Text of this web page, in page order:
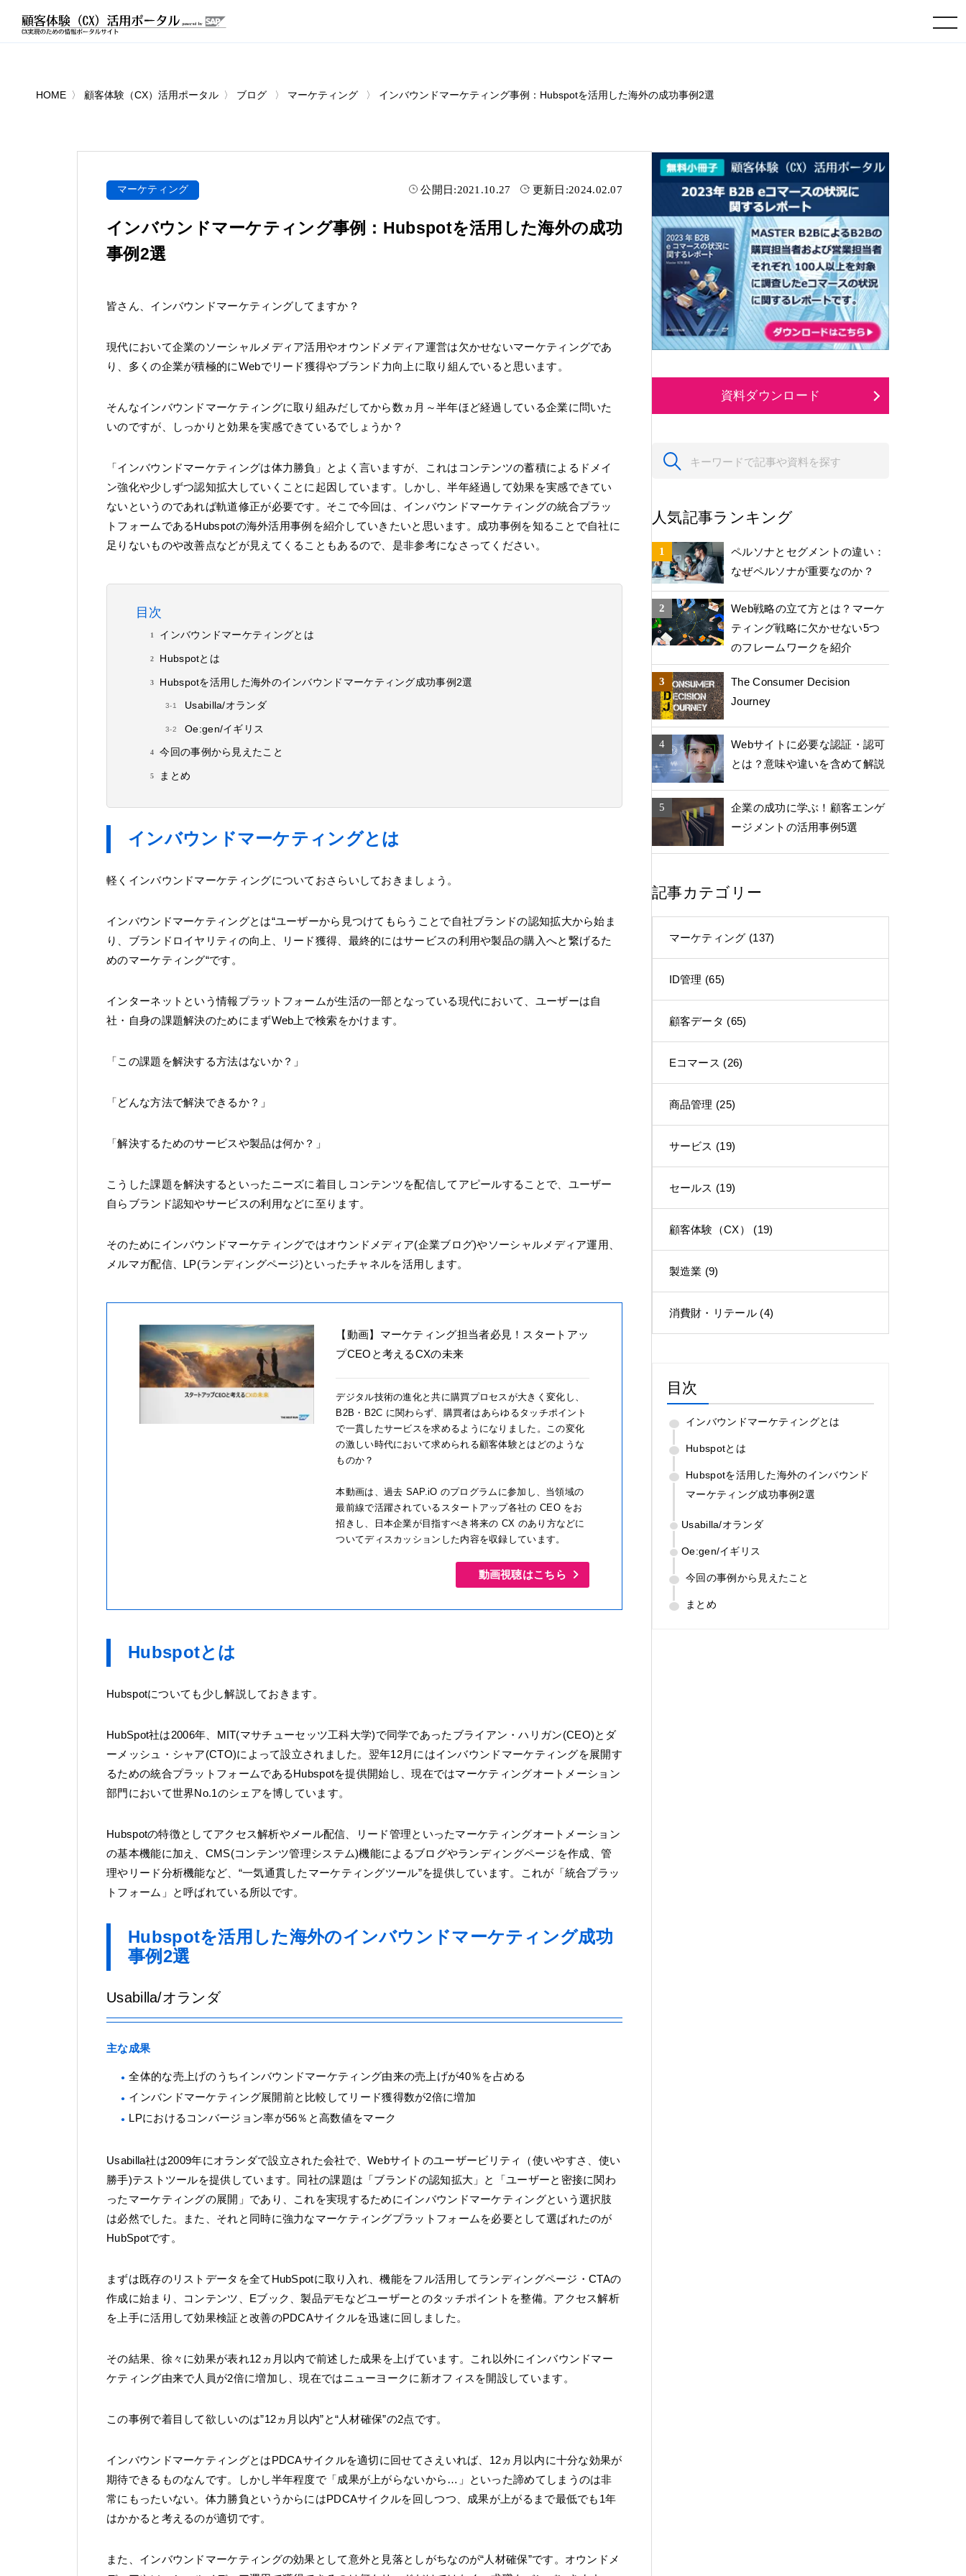
toggle navigation
HOME 顧客体験（CX）活用ポータル ブログ マーケティング インバウンドマーケティング事例：Hubspotを活用した海外の成功事例2選
マーケティング 公開日:2021.10.27 更新日:2024.02.07
インバウンドマーケティング事例：Hubspotを活用した海外の成功
事例2選
皆さん、インバウンドマーケティングしてますか？
現代において企業のソーシャルメディア活用やオウンドメディア運営は欠かせないマーケティングであ
り、多くの企業が積極的にWebでリード獲得やブランド力向上に取り組んでいると思います。
そんなインバウンドマーケティングに取り組みだしてから数ヵ月～半年ほど経過している企業に問いた
いのですが、しっかりと効果を実感できているでしょうか？
「インバウンドマーケティングは体力勝負」とよく言いますが、これはコンテンツの蓄積によるドメイ
ン強化や少しずつ認知拡大していくことに起因しています。しかし、半年経過して効果を実感できてい
ないというのであれば軌道修正が必要です。そこで今回は、インバウンドマーケティングの統合プラッ
トフォームであるHubspotの海外活用事例を紹介していきたいと思います。成功事例を知ることで自社に
足りないものや改善点などが見えてくることもあるので、是非参考になさってください。
目次
インバウンドマーケティングとは
Hubspotとは
Hubspotを活用した海外のインバウンドマーケティング成功事例2選
Usabilla/オランダ
Oe:gen/イギリス
今回の事例から見えたこと
まとめ
インバウンドマーケティングとは
軽くインバウンドマーケティングについておさらいしておきましょう。
インバウンドマーケティングとは“ユーザーから見つけてもらうことで自社ブランドの認知拡大から始ま
り、ブランドロイヤリティの向上、リード獲得、最終的にはサービスの利用や製品の購入へと繋げるた
めのマーケティング“です。
インターネットという情報プラットフォームが生活の一部となっている現代において、ユーザーは自
社・自身の課題解決のためにまずWeb上で検索をかけます。
「この課題を解決する方法はないか？」
「どんな方法で解決できるか？」
「解決するためのサービスや製品は何か？」
こうした課題を解決するといったニーズに着目しコンテンツを配信してアピールすることで、ユーザー
自らブランド認知やサービスの利用などに至ります。
そのためにインバウンドマーケティングではオウンドメディア(企業ブログ)やソーシャルメディア運用、
メルマガ配信、LP(ランディングページ)といったチャネルを活用します。
【動画】マーケティング担当者必見！スタートアッ
プCEOと考えるCXの未来
デジタル技術の進化と共に購買プロセスが大きく変化し、
B2B・B2C に関わらず、購買者はあらゆるタッチポイント
で一貫したサービスを求めるようになりました。この変化
の激しい時代において求められる顧客体験とはどのような
ものか？
本動画は、過去 SAP.iO のプログラムに参加し、当領域の
最前線で活躍されているスタートアップ各社の CEO をお
招きし、日本企業が目指すべき将来の CX のあり方などに
ついてディスカッションした内容を収録しています。
動画視聴はこちら
Hubspotとは
Hubspotについても少し解説しておきます。
HubSpot社は2006年、MIT(マサチューセッツ工科大学)で同学であったブライアン・ハリガン(CEO)とダ
ーメッシュ・シャア(CTO)によって設立されました。翌年12月にはインバウンドマーケティングを展開す
るための統合プラットフォームであるHubspotを提供開始し、現在ではマーケティングオートメーション
部門において世界No.1のシェアを博しています。
Hubspotの特徴としてアクセス解析やメール配信、リード管理といったマーケティングオートメーション
の基本機能に加え、CMS(コンテンツ管理システム)機能によるブログやランディングページを作成、管
理やリード分析機能など、“一気通貫したマーケティングツール”を提供しています。これが「統合プラッ
トフォーム」と呼ばれている所以です。
Hubspotを活用した海外のインバウンドマーケティング成功
事例2選
Usabilla/オランダ
主な成果
全体的な売上げのうちインバウンドマーケティング由来の売上げが40％を占める
インバンドマーケティング展開前と比較してリード獲得数が2倍に増加
LPにおけるコンバージョン率が56％と高数値をマーク
Usabilla社は2009年にオランダで設立された会社で、Webサイトのユーザービリティ（使いやすさ、使い
勝手)テストツールを提供しています。同社の課題は「ブランドの認知拡大」と「ユーザーと密接に関わ
ったマーケティングの展開」であり、これを実現するためにインバウンドマーケティングという選択肢
は必然でした。また、それと同時に強力なマーケティングプラットフォームを必要として選ばれたのが
HubSpotです。
まずは既存のリストデータを全てHubSpotに取り入れ、機能をフル活用してランディングページ・CTAの
作成に始まり、コンテンツ、Eブック、製品デモなどユーザーとのタッチポイントを整備。アクセス解析
を上手に活用して効果検証と改善のPDCAサイクルを迅速に回しました。
その結果、徐々に効果が表れ12ヵ月以内で前述した成果を上げています。これ以外にインバウンドマー
ケティング由来で人員が2倍に増加し、現在ではニューヨークに新オフィスを開設しています。
この事例で着目して欲しいのは”12ヵ月以内”と“人材確保”の2点です。
インバウンドマーケティングとはPDCAサイクルを適切に回せてさえいれば、12ヵ月以内に十分な効果が
期待できるものなんです。しかし半年程度で「成果が上がらないから…」といった諦めてしまうのは非
常にもったいない。体力勝負というからにはPDCAサイクルを回しつつ、成果が上がるまで最低でも1年
はかかると考えるのが適切です。
また、インバウンドマーケティングの効果として意外と見落としがちなのが“人材確保”です。オウンドメ
資料ダウンロード
人気記事ランキング
ペルソナとセグメントの違い：
なぜペルソナが重要なのか？
Web戦略の立て方とは？マーケ
ティング戦略に欠かせない5つ
のフレームワークを紹介
The Consumer Decision
Journey
Webサイトに必要な認証・認可
とは？意味や違いを含めて解説
企業の成功に学ぶ！顧客エンゲ
ージメントの活用事例5選
記事カテゴリー
マーケティング (137)
ID管理 (65)
顧客データ (65)
Eコマース (26)
商品管理 (25)
サービス (19)
セールス (19)
顧客体験（CX） (19)
製造業 (9)
消費財・リテール (4)
目次
インバウンドマーケティングとは
Hubspotとは
Hubspotを活用した海外のインバウンド
マーケティング成功事例2選
Usabilla/オランダ
Oe:gen/イギリス
今回の事例から見えたこと
まとめ